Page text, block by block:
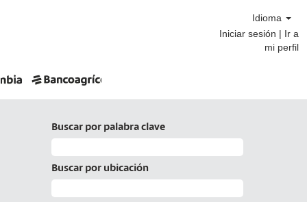
Idioma
Iniciar sesión | Ir a
mi perfil
Buscar por palabra clave
Buscar por ubicación